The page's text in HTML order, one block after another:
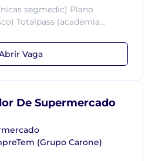
segmedic) Plano
Totalpass (academia...
Vaga
De Supermercado
(Grupo Carone)